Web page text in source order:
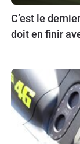
C’est le
doit en finir